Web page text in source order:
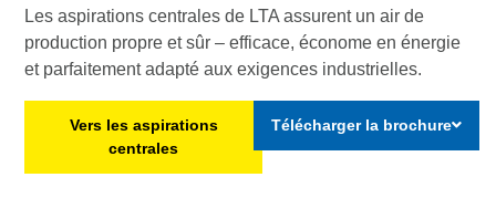
Les aspirations centrales de LTA assurent un air de
production propre et sûr – efficace, économe en énergie
et parfaitement adapté aux exigences industrielles.
Vers les aspirations
centrales
Télécharger la brochure